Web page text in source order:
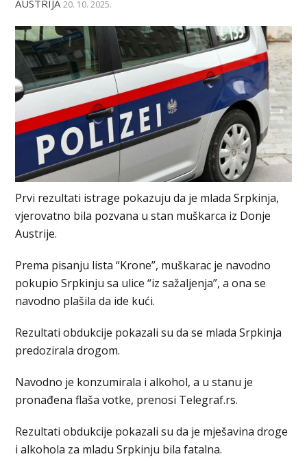
AUSTRIJA 20. 10. 2025.
Prvi rezultati istrage pokazuju da je mlada Srpkinja,
vjerovatno bila pozvana u stan muškarca iz Donje
Austriјe.
Prema pisanju lista “Krone”, muškarac јe navodno
pokupio Srpkinju sa ulice “iz sažaljenja”, a ona se
navodno plašila da ide kući.
Rezultati obdukcije pokazali su da se mlada Srpkinja
predozirala drogom.
Navodno јe konzumirala i alkohol, a u stanu je
pronađena flaša votke, prenosi Telegraf.rs.
Rezultati obdukcije pokazali su da je mješavina droge
i alkohola za mladu Srpkinju bila fatalna.